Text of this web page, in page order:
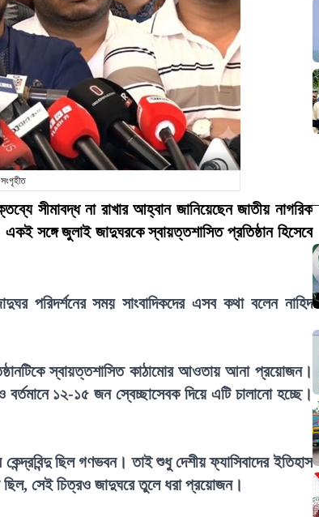
সীমাবদ্ধ না রাখার আহ্বান জানিয়েছেন জাতীয় নাগরিক
সঙ্গে জুলাই জাদুঘরকে স্বায়ত্তশাসিত প্রতিষ্ঠান হিসেবে
পরিদর্শনের সময় সাংবাদিকদের এসব কথা বলেন নাহিদ
স্বায়ত্তশাসিত কাঠামোর আওতায় আনা প্রয়োজন।
১২-১৫ জন স্বেচ্ছাসেবক দিয়ে এটি চালানো হচ্ছে।
ছিল গণভবন। তাই শুধু দেশীয় ফ্যাসিবাদের ইতিহাস
ছিল, সেই চিত্রও জাদুঘরে তুলে ধরা প্রয়োজন।